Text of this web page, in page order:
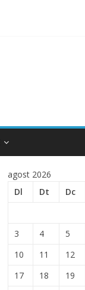
agost 2026
Dl
Dt Dc
3
4 5
10
11 12
17
18 19